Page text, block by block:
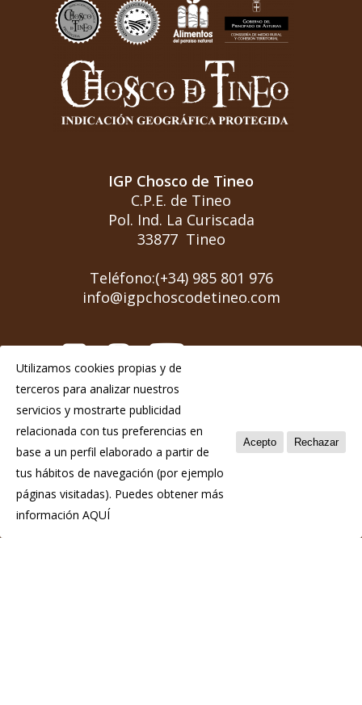
IGP Chosco de Tineo
C.P.E. de Tineo
Pol. Ind. La Curiscada
33877 Tineo
Teléfono:(+34) 985 801 976
info@igpchoscodetineo.com
Aviso Legal
Política de privacidad
Política de cookies
Utilizamos cookies propias y de
terceros para analizar nuestros
servicios y mostrarte publicidad
relacionada con tus preferencias en
base a un perfil elaborado a partir de
tus hábitos de navegación (por ejemplo
páginas visitadas). Puedes obtener más
información AQUÍ
Acepto Rechazar